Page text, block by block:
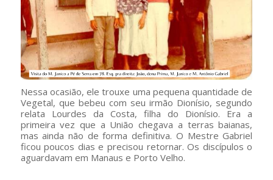
Nessa ocasião, ele trouxe uma pequena quantidade de
Vegetal, que bebeu com seu irmão Dionísio, segundo
relata Lourdes da Costa, filha do Dionísio. Era a
primeira vez que a União chegava a terras baianas,
mas ainda não de forma definitiva. O Mestre Gabriel
ficou poucos dias e precisou retornar. Os discípulos o
aguardavam em Manaus e Porto Velho.